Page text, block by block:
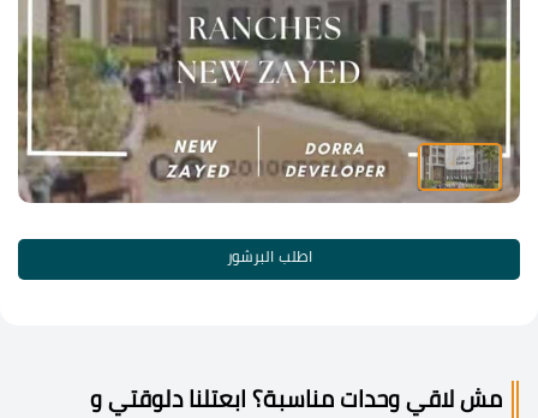
اطلب البرشور
مش لاقي وحدات مناسبة؟ ابعتلنا دلوقتي و